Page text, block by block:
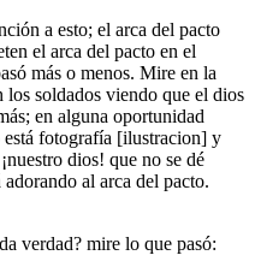
a esto; el arca del pacto
el arca del pacto en el
más o menos. Mire en la
los soldados viendo que el dios
en alguna oportunidad
fotografía [ilustracion] y
dios! que no se dé
al arca del pacto.
verdad? mire lo que pasó: